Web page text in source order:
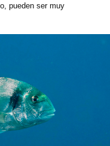
pueden ser muy